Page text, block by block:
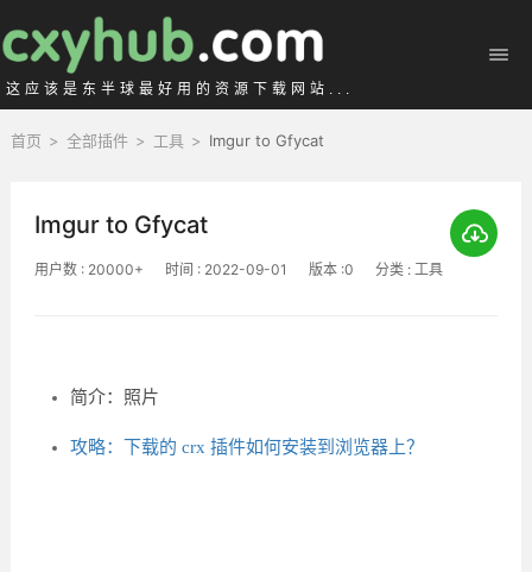
这应该是东半球最好用的资源下载网站...
首页 > 全部插件 > 工具 > Imgur to Gfycat
Imgur to Gfycat
用户数 : 20000+ 时间 : 2022-09-01 版本 :0 分类 : 工具
简介：照片
攻略：下载的 crx 插件如何安装到浏览器上？